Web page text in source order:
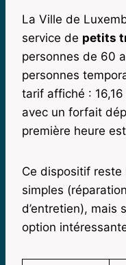
La Ville de
service de petits
personnes de 60
personnes
tarif affiché :
avec un forfait
première heure
Ce dispositif
simples
d’entretien), mais
option